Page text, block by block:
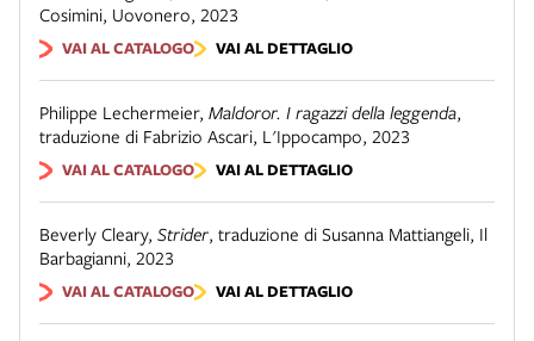
Cosimini, Uovonero, 2023
VAI AL CATALOGO VAI AL DETTAGLIO
Philippe Lechermeier, Maldoror. I ragazzi della leggenda,
traduzione di Fabrizio Ascari, L'Ippocampo, 2023
VAI AL CATALOGO VAI AL DETTAGLIO
Beverly Cleary, Strider, traduzione di Susanna Mattiangeli, Il
Barbagianni, 2023
VAI AL CATALOGO VAI AL DETTAGLIO